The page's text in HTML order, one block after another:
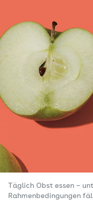
Täglich Obst essen –
Rahmenbedingungen